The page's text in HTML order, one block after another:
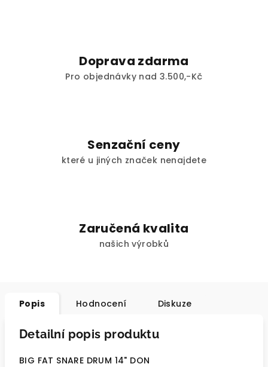
Doprava zdarma
Pro objednávky nad 3.500,-Kč
Senzační ceny
které u jiných značek nenajdete
Zaručená kvalita
našich výrobků
Popis Hodnocení Diskuze
Detailní popis produktu
BIG FAT SNARE DRUM 14" DON